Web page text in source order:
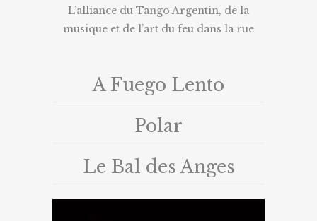
L’alliance du Tango Argentin, de la
musique et de l’art du feu dans la rue
A Fuego Lento
Polar
Le Bal des Anges